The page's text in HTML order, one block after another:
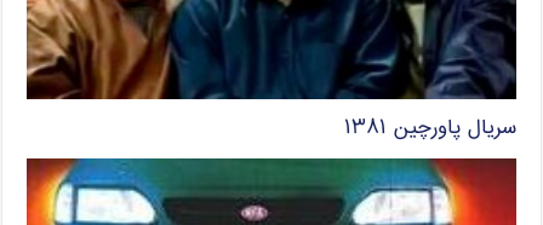
سریال پاورچین ۱۳۸۱